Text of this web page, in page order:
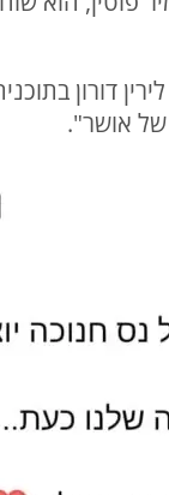
דורון
אושר".